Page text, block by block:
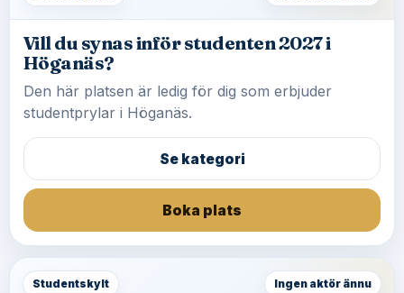
Vill du synas inför studenten 2027 i
Höganäs?
Den här platsen är ledig för dig som erbjuder
studentprylar i Höganäs.
Se kategori
Boka plats
Studentskylt Ingen aktör ännu